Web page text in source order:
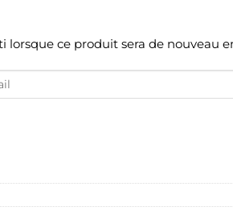
lorsque ce produit sera de nouveau